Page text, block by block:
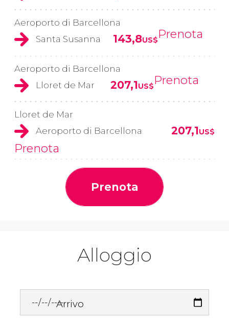
Aeroporto di Barcellona
Santa Susanna
143,8US$Prenota
Aeroporto di Barcellona
Lloret de Mar
207,1US$Prenota
Lloret de Mar
Aeroporto di Barcellona
207,1US$
Prenota
Prenota
Alloggio
Arrivo